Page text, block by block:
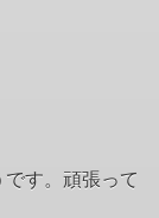
す。頑張って